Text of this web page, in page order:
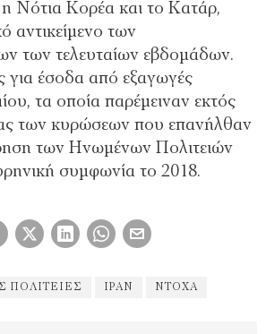
Νότια Κορέα και το Κατάρ,
αντικείμενο των
των τελευταίων εβδομάδων.
για έσοδα από εξαγωγές
τα οποία παρέμειναν εκτός
των κυρώσεων που επανήλθαν
των Ηνωμένων Πολιτειών
συμφωνία το 2018.
ΠΟΛΙΤΕΊΕΣ ΙΡΑΝ ΝΤΟΧΑ